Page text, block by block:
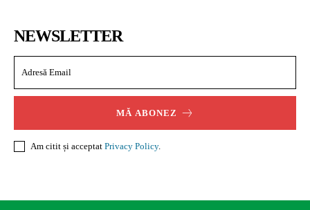
NEWSLETTER
MĂ ABONEZ
Am citit și acceptat Privacy Policy.